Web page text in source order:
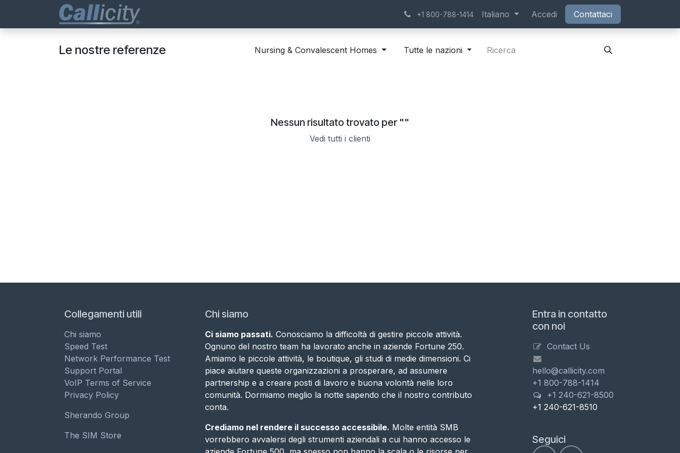
Passa al contenuto
Contattaci Lavori Appuntamento
+1 800-788-1414 Italiano Accedi Contattaci
Le nostre referenze Nursing & Convalescent Homes Tutte le nazioni
Nessun risultato trovato per ""
Vedi tutti i clienti
Collegamenti utili
Chi siamo
Speed Test
Network Performance Test
Support Portal
VoIP Terms of Service
Privacy Policy
Sherando Group
The SIM Store
Entra in contatto
con noi
Contact Us
hello@callicity.com
+1 800-788-1414
+1 240-621-8500
+1 240-621-8510
Seguici
Chi siamo
Ci siamo passati. Conosciamo la difficoltà di gestire piccole attività.
Ognuno del nostro team ha lavorato anche in aziende Fortune 250.
Amiamo le piccole attività, le boutique, gli studi di medie dimensioni. Ci
piace aiutare queste organizzazioni a prosperare, ad assumere
partnership e a creare posti di lavoro e buona volontà nelle loro
comunità. Dormiamo meglio la notte sapendo che il nostro contributo
conta​.
Crediamo nel rendere il successo accessibile. Molte entità SMB
vorrebbero avvalersi degli strumenti aziendali a cui hanno accesso le